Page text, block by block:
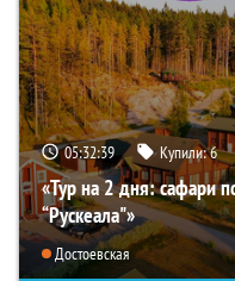
05:32:37 Купили:6
«Тур на 2 дня: сафари
“Рускеала"»
Достоевская